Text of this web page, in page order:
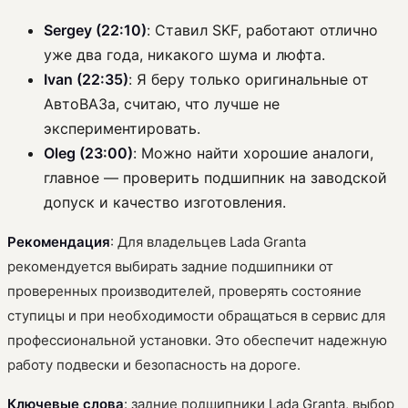
Sergey (22:10): Ставил SKF, работают отлично
уже два года, никакого шума и люфта.
Ivan (22:35): Я беру только оригинальные от
АвтоВАЗа, считаю, что лучше не
экспериментировать.
Oleg (23:00): Можно найти хорошие аналоги,
главное — проверить подшипник на заводской
допуск и качество изготовления.
Рекомендация: Для владельцев Lada Granta
рекомендуется выбирать задние подшипники от
проверенных производителей, проверять состояние
ступицы и при необходимости обращаться в сервис для
профессиональной установки. Это обеспечит надежную
работу подвески и безопасность на дороге.
Ключевые слова: задние подшипники Lada Granta, выбор